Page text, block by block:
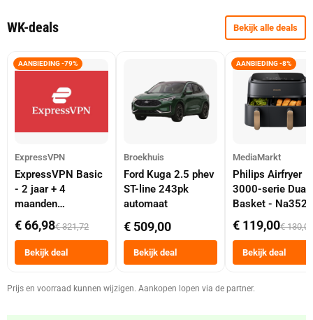
WK-deals Bekijk alle deals
AANBIEDING -79%
ExpressVPN
ExpressVPN Basic
- 2 jaar + 4
maanden
abonnement
€ 66,98€ 321,72
Bekijk deal
Broekhuis
Ford Kuga 2.5 phev
ST-line 243pk
automaat
€ 509,00
Bekijk deal
AANBIEDING -8%
MediaMarkt
Philips Airfryer
3000-serie Dual
Basket -
Dubbele Mand 9
Tot 6 Personen
Heteluchtfriteuse
Zwart
€ 119,00€ 130,00
Bekijk deal
Prijs en voorraad kunnen wijzigen. Aankopen lopen via de partner.